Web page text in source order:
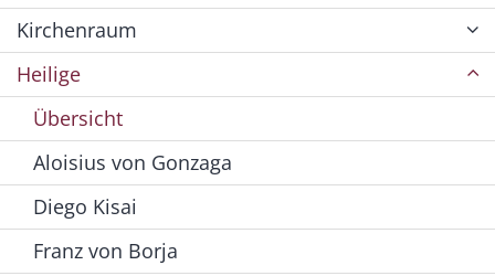
Kirchenraum
Heilige
Übersicht
Aloisius von Gonzaga
Diego Kisai
Franz von Borja